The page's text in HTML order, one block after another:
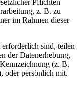
Pflichten
z. B. zu
im Rahmen dieser
sind, teilen
der Datenerhebung,
(z. B.
oder persönlich mit.